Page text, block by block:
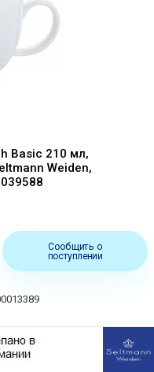
Basic 210 мл,
Weiden,
Сообщить о
поступлении